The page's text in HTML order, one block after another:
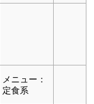
メニュー：
定食系